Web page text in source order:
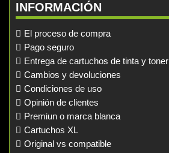
INFORMACIÓN
El proceso de compra
Pago seguro
Entrega de cartuchos de tinta y toner
Cambios y devoluciones
Condiciones de uso
Opinión de clientes
Premiun o marca blanca
Cartuchos XL
Original vs compatible